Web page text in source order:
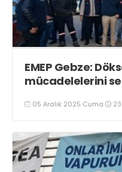
EMEP Gebze:
mücadelelerini
05 Aralık 2025 Cuma